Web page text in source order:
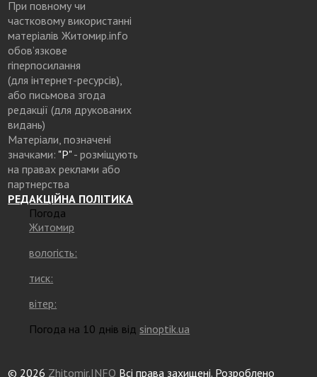
При повному чи
частковому використанні
матеріалів Житомир.info
обов’язкове
гіперпосилання
(для інтернет-ресурсів),
або письмова згода
редакції (для друкованих
видань)
Матеріали, позначені
значками: "Р"- розміщують
на правах реклами або
партнерства
РЕДАКЦІЙНА ПОЛІТИКА
Погода
Житомир
вологість:
тиск:
вітер:
Погода на 10 днів від sinoptik.ua
© 2026 Zhitomir.INFO Всі права захищені. Розроблено